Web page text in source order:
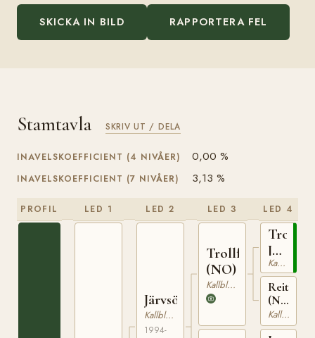
SKICKA IN BILD RAPPORTERA FEL
Stamtavla SKRIV UT / DELA
INAVELSKOEFFICIENT (4 NIVÅER) 0,00 %
INAVELSKOEFFICIENT (7 NIVÅER) 3,13 %
PROFIL LED 1 LED 2
Järvsöfaks
Kallblodig Travare
1994-
LED 3
Trollfaks
(NO)
Kallblodig Travare
LED 4
Troll
Jahn
(NO)
Kallblodig Travare
Reitlisa
(NO)
T-
23099
Kallblodig Travare